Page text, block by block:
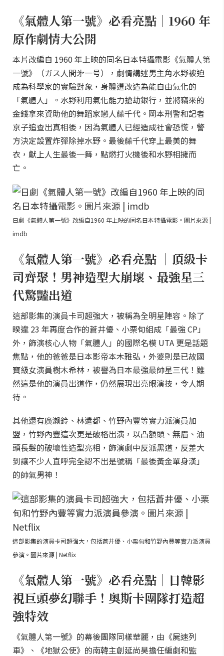
《氣體人第一號》必看亮點｜1960 年
原作劇情大公開
本片改編自 1960 年上映的同名日本特攝電影《氣體人第
一號》（ガス人間㐧一号），劇情講述男主角水野被迫
成為科學家的實驗對象，身體遭改造為能自由氣化的
「氣體人」。水野利用氣化能力搶劫銀行，並將竊來的
金錢拿來資助他的舞蹈家戀人藤千代。岡本刑警和記者
京子追查出真相後，因為氣體人已經造成社會恐慌，警
方決定設置炸彈除掉水野。最後藤千代穿上最美的舞
衣，獻上人生最後一舞，點燃打火機後和水野相擁而
亡。
日劇《氣體人第一號》改編自1960 年上映的同名日本特攝電影。圖片來源 |
imdb
《氣體人第一號》必看亮點 ｜頂級卡
司齊聚！男神造型大崩壞、最強星三
代驚豔出道
這部影集的演員卡司超強大，被稱為全明星陣容。除了
暌違 23 年再度合作的蒼井優、小栗旬組成「最強 CP」
外，飾演核心人物「氣體人」的國際名模 UTA 更是話題
焦點，他的爸爸是日本影帝本木雅弘，外婆則是已故國
寶級女演員樹木希林，被譽為日本最強最帥星三代！雖
然這是他的演員出道作，仍然展現出亮眼演技，令人期
待。
其他還有廣瀨鈴、林遣都、竹野內豐等實力派演員加
盟，竹野內豐這次更是破格出演，以凸額頭、無眉、油
頭長髮的破壞性造型亮相，飾演劇中反派黑道，反差大
到讓不少人直呼完全認不出是號稱「最後黃金單身漢」
的帥氣男神！
這部影集的演員卡司超強大，包括蒼井優、小栗旬和竹野內豐等實力派演員
參演。圖片來源 | Netflix
《氣體人第一號》必看亮點｜日韓影
視巨頭夢幻聯手！奧斯卡團隊打造超
強特效
《氣體人第一號》的幕後團隊同樣華麗，由《屍速列
車》、《地獄公使》的南韓主創延尚昊擔任編劇和監